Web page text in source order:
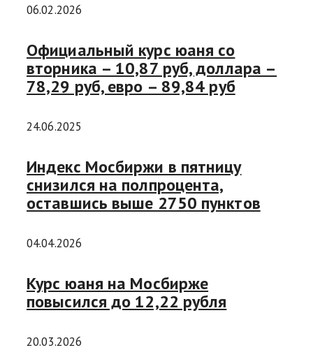
06.02.2026
Официальный курс юаня со
вторника – 10,87 руб, доллара –
78,29 руб, евро – 89,84 руб
24.06.2025
Индекс Мосбиржи в пятницу
снизился на полпроцента,
оставшись выше 2750 пунктов
04.04.2026
Курс юаня на Мосбирже
повысился до 12,22 рубля
20.03.2026